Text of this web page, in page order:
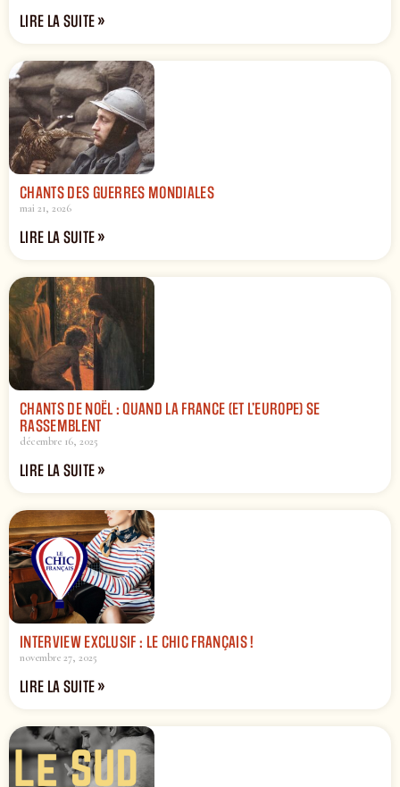
LIRE LA SUITE »
CHANTS DES GUERRES MONDIALES
mai 21, 2026
LIRE LA SUITE »
CHANTS DE NOËL : QUAND LA FRANCE (ET L’EUROPE) SE
RASSEMBLENT
décembre 16, 2025
LIRE LA SUITE »
INTERVIEW EXCLUSIF : LE CHIC FRANÇAIS !
novembre 27, 2025
LIRE LA SUITE »